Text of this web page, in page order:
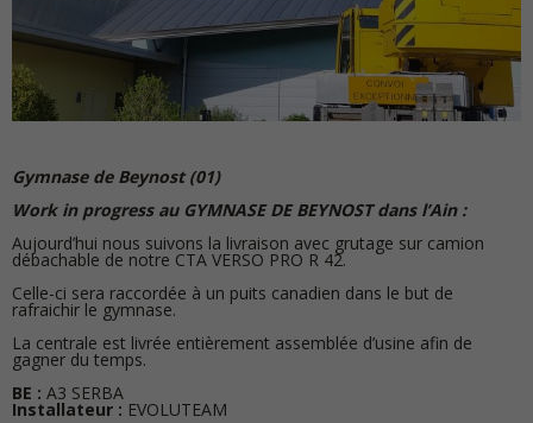
Gymnase de Beynost (01)
Work in progress au GYMNASE DE BEYNOST dans l’Ain :
Aujourd’hui nous suivons la livraison avec grutage sur camion
débachable de notre CTA VERSO PRO R 42.
Celle-ci sera raccordée à un puits canadien dans le but de
rafraichir le gymnase.
La centrale est livrée entièrement assemblée d’usine afin de
gagner du temps.
BE : A3 SERBA
Installateur : EVOLUTEAM